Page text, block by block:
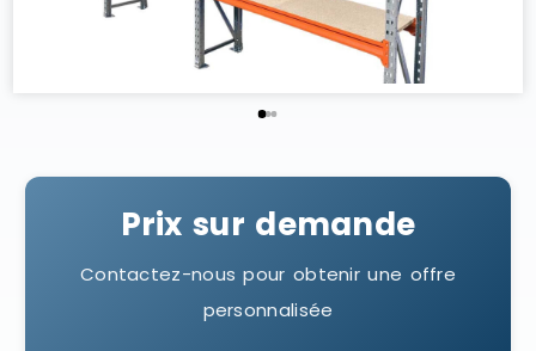
Prix sur demande
Contactez-nous pour obtenir une offre
personnalisée